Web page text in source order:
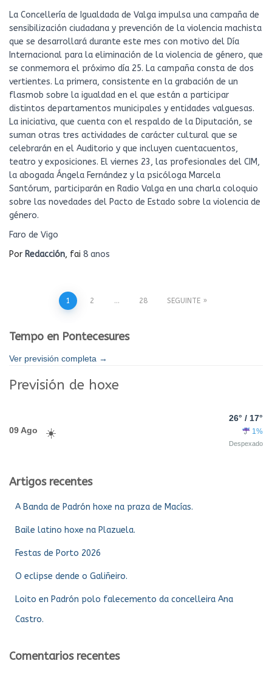
La Concellería de Igualdada de Valga impulsa una campaña de
sensibilización ciudadana y prevención de la violencia machista
que se desarrollará durante este mes con motivo del Día
Internacional para la eliminación de la violencia de género, que
se conmemora el próximo día 25. La campaña consta de dos
vertientes. La primera, consistente en la grabación de un
flasmob sobre la igualdad en el que están a participar
distintos departamentos municipales y entidades valguesas.
La iniciativa, que cuenta con el respaldo de la Diputación, se
suman otras tres actividades de carácter cultural que se
celebrarán en el Auditorio y que incluyen cuentacuentos,
teatro y exposiciones. El viernes 23, las profesionales del CIM,
la abogada Ángela Fernández y la psicóloga Marcela
Santórum, participarán en Radio Valga en una charla coloquio
sobre las novedades del Pacto de Estado sobre la violencia de
género.
Faro de Vigo
Por Redacción, fai 8 anos
Paxinación
de
entradas
1 2 … 28 SEGUINTE
Tempo en Pontecesures
Ver previsión completa →
Previsión de hoxe
09 Ago
26° / 17°
1%
Despexado
Artigos recentes
A Banda de Padrón hoxe na praza de Macías.
Baile latino hoxe na Plazuela.
Festas de Porto 2026
O eclipse dende o Galiñeiro.
Loito en Padrón polo falecemento da concelleira Ana
Castro.
Comentarios recentes